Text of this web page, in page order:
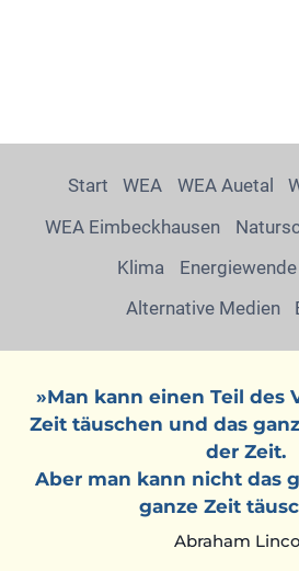
Start WEA WEA Auetal
WEA Eimbeckhausen
Klima
Energiewende
Alternative Medien
»Man kann einen Teil des
Zeit täuschen und das
der Zeit.
Aber man kann nicht das
ganze Zeit
Abraham